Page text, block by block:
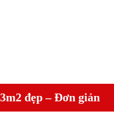
đẹp – Đơn giản